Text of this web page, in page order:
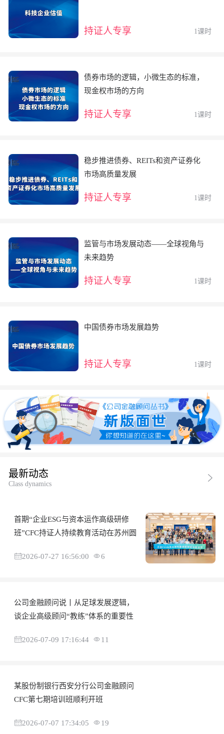
持证人专享 1课时
债券市场的逻辑，小微生态的标准，
现金权市场的方向
持证人专享 1课时
稳步推进债券、REITs和资产证券化
市场高质量发展
持证人专享 1课时
监管与市场发展动态——全球视角与
未来趋势
持证人专享 1课时
中国债券市场发展趋势
持证人专享 1课时
最新动态
Class dynamics
首期“企业ESG与资本运作高级研修
班”CFC持证人持续教育活动在苏州圆
2026-07-27 16:56:00 6
公司金融顾问说丨从足球发展逻辑，
谈企业高级顾问“教练”体系的重要性
2026-07-09 17:16:44 11
某股份制银行西安分行公司金融顾问
CFC第七期培训班顺利开班
2026-07-07 17:34:05 19